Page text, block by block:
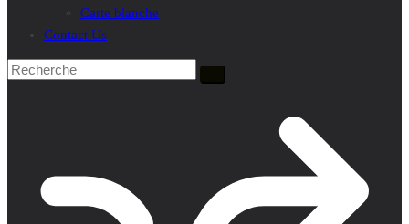
Carte blanche
Contact Us